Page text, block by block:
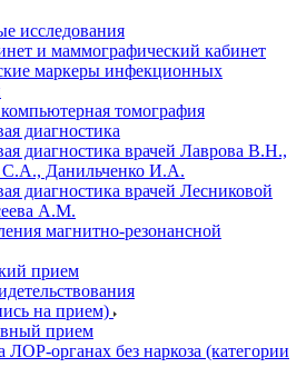
исследования
и маммографический кабинет
маркеры инфекционных
томография
диагностика
диагностика врачей Лаврова В.Н.,
С.А., Данильченко И.А.
диагностика врачей Лесниковой
А.М.
магнитно-резонансной
прием
на прием)
прием
органах без наркоза (категории